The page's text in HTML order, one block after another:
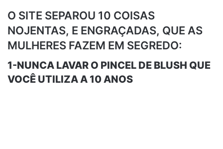
O SITE SEPAROU 10 COISAS
NOJENTAS, E ENGRAÇADAS, QUE AS
MULHERES FAZEM EM SEGREDO:
1-NUNCA LAVAR O PINCEL DE BLUSH QUE
VOCÊ UTILIZA A 10 ANOS